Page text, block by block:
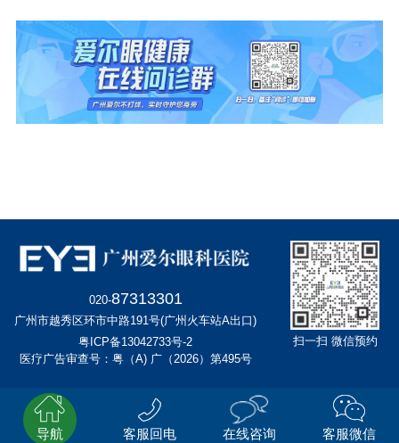
020-87313301
广州市越秀区环市中路191号(广州火车站A出口)
粤ICP备13042733号-2
医疗广告审查号：粤（A) 广（2026）第495号
扫一扫 微信预约
导航 客服回电 在线咨询 客服微信